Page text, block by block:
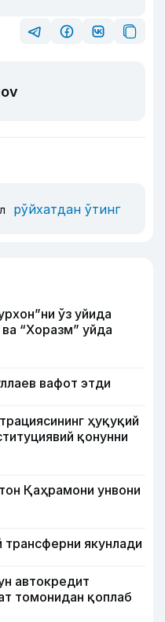
рўйхатдан ўтинг
ўз уйида
“Хоразм” уйда
вафот этди
ҳуқуқий
қонунни
Қаҳрамони унвони
трансферни якунлади
автокредит
томонидан қоплаб